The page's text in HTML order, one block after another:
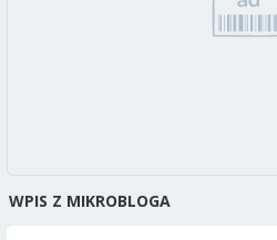
WPIS Z MIKROBLOGA